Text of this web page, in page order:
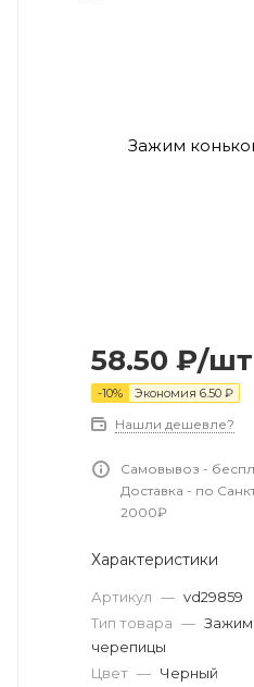
58.50 ₽/шт
-10% Экономия 6.50 ₽
Нашли дешевле?
Самовывоз -
Доставка - по
2000₽
Характеристики
Артикул — vd29859
Тип товара — Зажим
черепицы
Цвет — Черный